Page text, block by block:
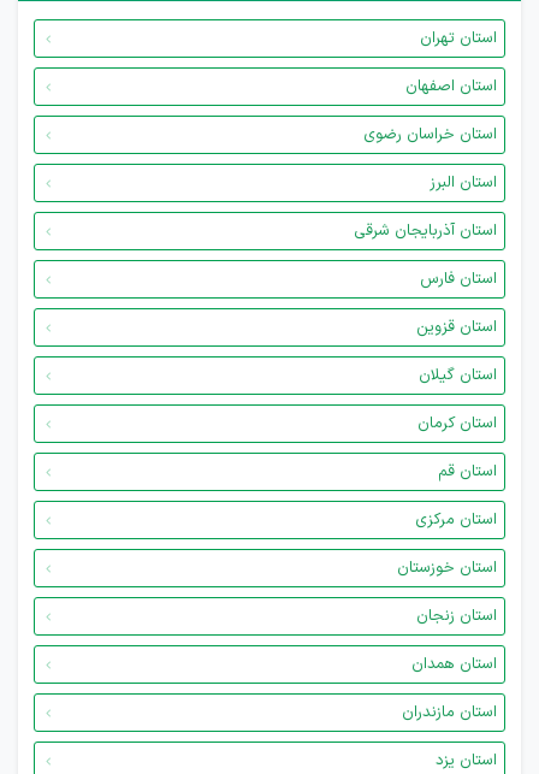
استان تهران
استان اصفهان
استان خراسان رضوی
استان البرز
استان آذربایجان شرقی
استان فارس
استان قزوین
استان گیلان
استان کرمان
استان قم
استان مرکزی
استان خوزستان
استان زنجان
استان همدان
استان مازندران
استان یزد